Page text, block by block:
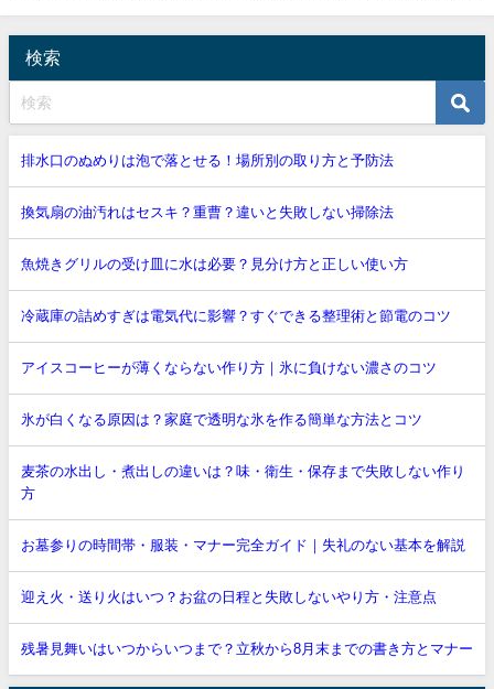
も食べ切れない分の保存方法...
検索
排水口のぬめりは泡で落とせる！場所別の取り方と予防法
換気扇の油汚れはセスキ？重曹？違いと失敗しない掃除法
魚焼きグリルの受け皿に水は必要？見分け方と正しい使い方
冷蔵庫の詰めすぎは電気代に影響？すぐできる整理術と節電のコツ
アイスコーヒーが薄くならない作り方｜氷に負けない濃さのコツ
氷が白くなる原因は？家庭で透明な氷を作る簡単な方法とコツ
麦茶の水出し・煮出しの違いは？味・衛生・保存まで失敗しない作り
方
お墓参りの時間帯・服装・マナー完全ガイド｜失礼のない基本を解説
迎え火・送り火はいつ？お盆の日程と失敗しないやり方・注意点
残暑見舞いはいつからいつまで？立秋から8月末までの書き方とマナー